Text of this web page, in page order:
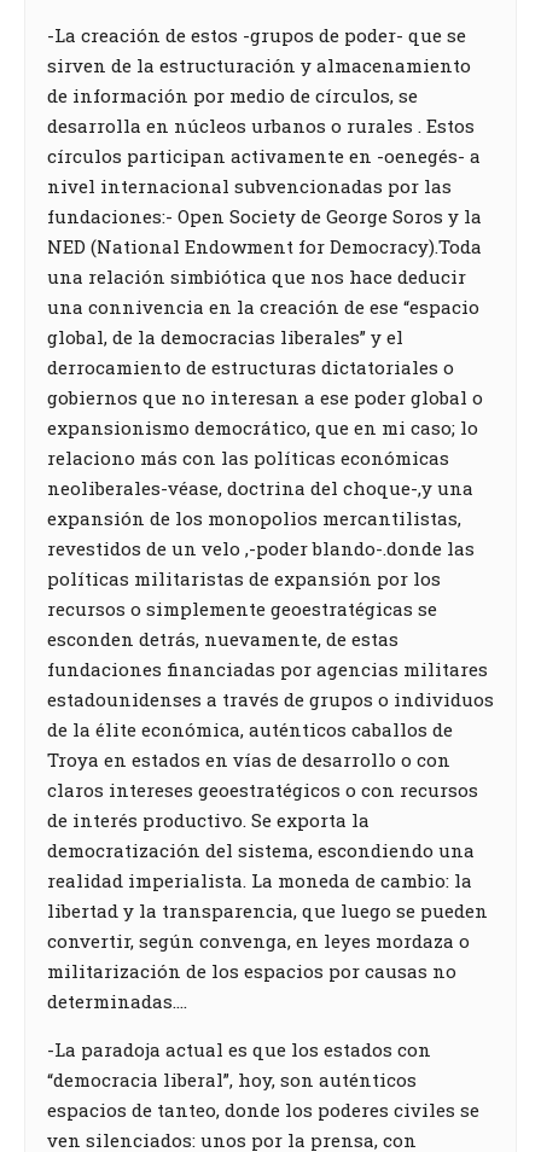
-La creación de estos -grupos de poder- que se
sirven de la estructuración y almacenamiento
de información por medio de círculos, se
desarrolla en núcleos urbanos o rurales . Estos
círculos participan activamente en -oenegés- a
nivel internacional subvencionadas por las
fundaciones:- Open Society de George Soros y la
NED (National Endowment for Democracy).Toda
una relación simbiótica que nos hace deducir
una connivencia en la creación de ese “espacio
global, de la democracias liberales” y el
derrocamiento de estructuras dictatoriales o
gobiernos que no interesan a ese poder global o
expansionismo democrático, que en mi caso; lo
relaciono más con las políticas económicas
neoliberales-véase, doctrina del choque-,y una
expansión de los monopolios mercantilistas,
revestidos de un velo ,-poder blando-.donde las
políticas militaristas de expansión por los
recursos o simplemente geoestratégicas se
esconden detrás, nuevamente, de estas
fundaciones financiadas por agencias militares
estadounidenses a través de grupos o individuos
de la élite económica, auténticos caballos de
Troya en estados en vías de desarrollo o con
claros intereses geoestratégicos o con recursos
de interés productivo. Se exporta la
democratización del sistema, escondiendo una
realidad imperialista. La moneda de cambio: la
libertad y la transparencia, que luego se pueden
convertir, según convenga, en leyes mordaza o
militarización de los espacios por causas no
determinadas….
-La paradoja actual es que los estados con
“democracia liberal”, hoy, son auténticos
espacios de tanteo, donde los poderes civiles se
ven silenciados: unos por la prensa, con